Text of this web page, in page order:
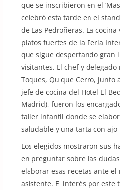
que se inscribieron en el
celebró esta tarde en el
de Las Pedroñeras. La
platos fuertes de la Feria
que sigue despertando gran
visitantes. El chef y delegado
Toques, Quique Cerro, junto
jefe de cocina del Hotel El
Madrid), fueron los
taller infantil donde se
saludable y una tarta con ajo
Los elegidos mostraron sus
en preguntar sobre las
elaborar esas recetas ante
asistente. El interés por este